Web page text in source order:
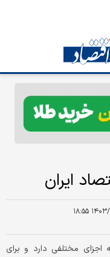
ایران
۹ ۱۸:۵۵
مختلفی دارد و برای